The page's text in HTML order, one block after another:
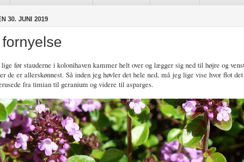
30. JUNI 2019
før stauderne i kolonihaven kammer helt over og lægger sig ned til højre og
de er allerskønnest. Så inden jeg høvler det hele ned, må jeg lige vise hvor flot
fra timian til geranium og videre til asparges.